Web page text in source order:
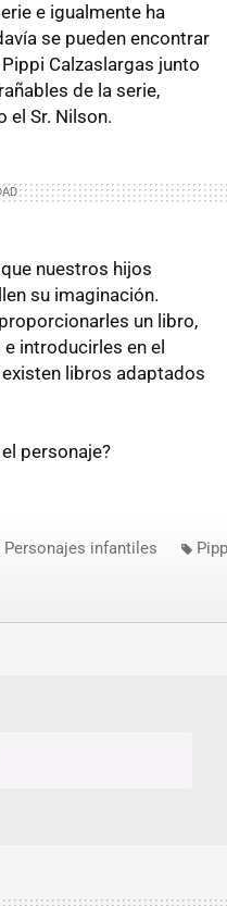
e igualmente ha
se pueden encontrar
Calzaslargas junto
de la serie,
el Sr. Nilson.
nuestros hijos
su imaginación.
un libro,
introducirles en el
libros adaptados
personaje?
Personajes infantiles